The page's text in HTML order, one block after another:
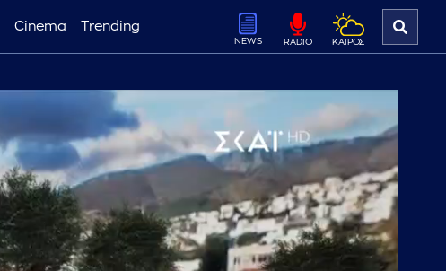
Cinema Trending
NEWS RADIO ΚΑΙΡΟΣ